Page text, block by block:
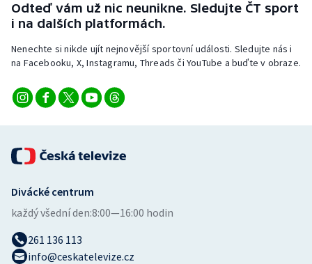
Triatlon
Veslování
Vodní slalom
Volejbal
Ostatní
Odteď vám už nic neunikne. Sledujte ČT sport
i na dalších platformách.
Nenechte si nikde ujít nejnovější sportovní události. Sledujte nás i
na Facebooku, X, Instagramu, Threads či YouTube a buďte v obraze.
Divácké centrum
každý všední den:8:00—16:00 hodin
261 136 113
info@ceskatelevize.cz